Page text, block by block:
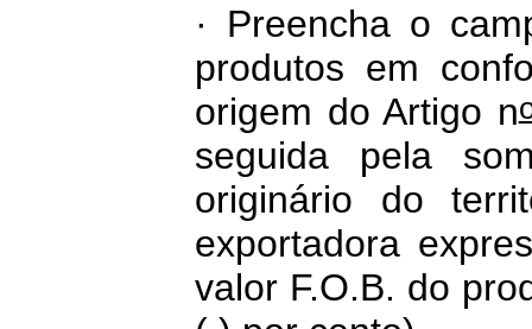
· Preencha o
produtos em
origem do Artigo n
seguida pela
originário do
exportadora
valor F.O.B. do